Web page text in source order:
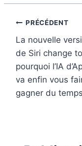
k
s
t
Navigation
de
l’article
PRÉCÉDENT
La nouvelle
de Siri change
pourquoi l’IA
va enfin vous
gagner du temps